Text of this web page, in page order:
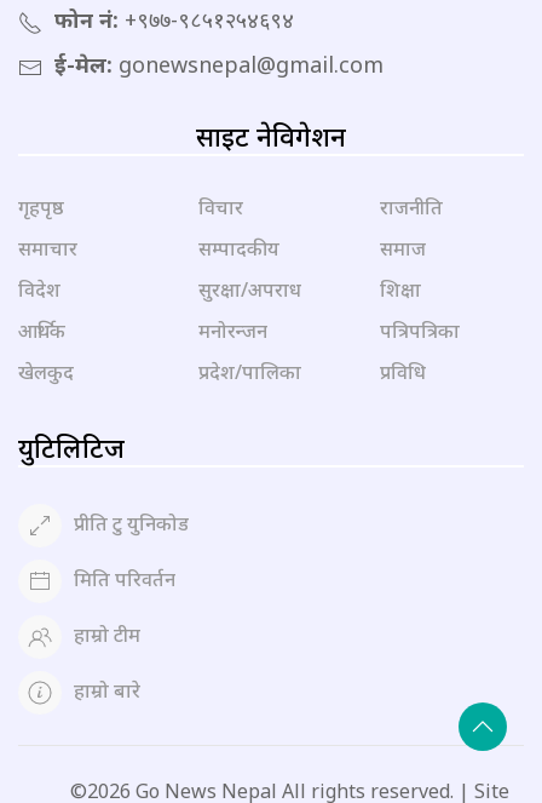
फोन नं: +९७७-९८५१२५४६९४
ई-मेल: gonewsnepal@gmail.com
साइट नेविगेशन
गृहपृष्ठ
समाचार
विदेश
आर्थिक
खेलकुद
विचार
सम्पादकीय
सुरक्षा/अपराध
मनोरन्जन
प्रदेश/पालिका
राजनीति
समाज
शिक्षा
पत्रिपत्रिका
प्रविधि
युटिलिटिज
प्रीति टु युनिकोड
मिति परिवर्तन
हाम्रो टीम
हाम्रो बारे
©2026 Go News Nepal All rights reserved. | Site